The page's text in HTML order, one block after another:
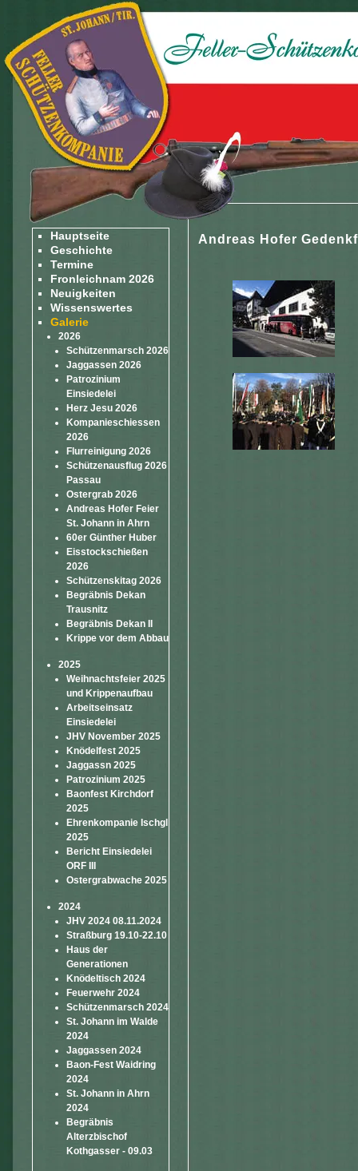
Hauptseite
Geschichte
Termine
Fronleichnam 2026
Neuigkeiten
Wissenswertes
Galerie
2026
Schützenmarsch 2026
Jaggassen 2026
Patrozinium
Einsiedelei
Herz Jesu 2026
Kompanieschiessen
2026
Flurreinigung 2026
Schützenausflug 2026
Passau
Ostergrab 2026
Andreas Hofer Feier
St. Johann in Ahrn
60er Günther Huber
Eisstockschießen
2026
Schützenskitag 2026
Begräbnis Dekan
Trausnitz
Begräbnis Dekan II
Krippe vor dem Abbau
2025
Weihnachtsfeier 2025
und Krippenaufbau
Arbeitseinsatz
Einsiedelei
JHV November 2025
Knödelfest 2025
Jaggassn 2025
Patrozinium 2025
Baonfest Kirchdorf
2025
Ehrenkompanie Ischgl
2025
Bericht Einsiedelei
ORF III
Ostergrabwache 2025
2024
JHV 2024 08.11.2024
Straßburg 19.10-22.10
Haus der
Generationen
Knödeltisch 2024
Feuerwehr 2024
Schützenmarsch 2024
St. Johann im Walde
2024
Jaggassen 2024
Baon-Fest Waidring
2024
St. Johann in Ahrn
2024
Begräbnis
Alterzbischof
Kothgasser - 09.03
Andreas Hofer